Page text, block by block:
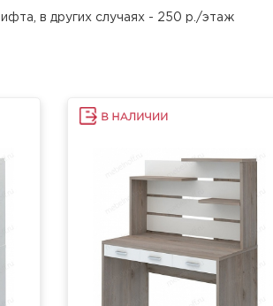
в других случаях - 250 р./этаж